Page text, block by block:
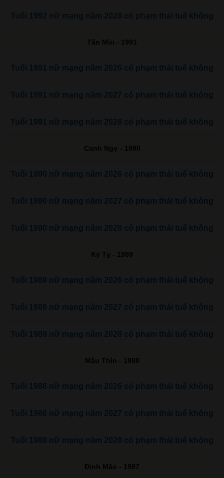
Tuổi 1992 nữ mạng năm 2028 có phạm thái tuế không
Tân Mùi - 1991
Tuổi 1991 nữ mạng năm 2026 có phạm thái tuế không
Tuổi 1991 nữ mạng năm 2027 có phạm thái tuế không
Tuổi 1991 nữ mạng năm 2028 có phạm thái tuế không
Canh Ngọ - 1990
Tuổi 1990 nữ mạng năm 2026 có phạm thái tuế không
Tuổi 1990 nữ mạng năm 2027 có phạm thái tuế không
Tuổi 1990 nữ mạng năm 2028 có phạm thái tuế không
Kỷ Tỵ - 1989
Tuổi 1989 nữ mạng năm 2026 có phạm thái tuế không
Tuổi 1989 nữ mạng năm 2027 có phạm thái tuế không
Tuổi 1989 nữ mạng năm 2028 có phạm thái tuế không
Mậu Thìn - 1988
Tuổi 1988 nữ mạng năm 2026 có phạm thái tuế không
Tuổi 1988 nữ mạng năm 2027 có phạm thái tuế không
Tuổi 1988 nữ mạng năm 2028 có phạm thái tuế không
Đinh Mão - 1987